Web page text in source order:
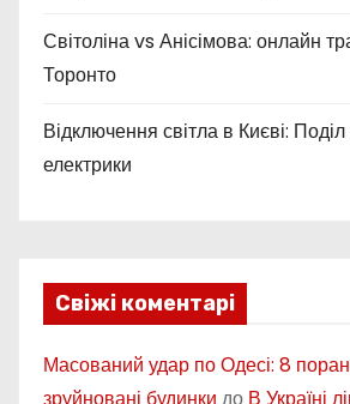
Світоліна vs Анісімова: онлайн
Торонто
Відключення світла в Києві:
електрики
Свіжі коментарі
Масований удар по Одесі: 8